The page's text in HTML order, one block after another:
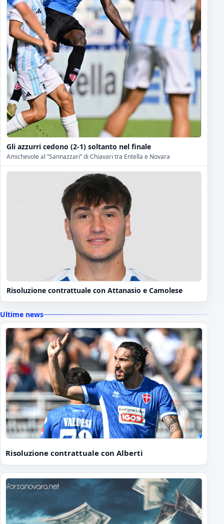
Gli azzurri cedono (2-1) soltanto nel finale
Amichevole al “Sannazzari” di Chiavari tra Entella e Novara
Risoluzione contrattuale con Attanasio e Camolese
Ultime news
Risoluzione contrattuale con Alberti